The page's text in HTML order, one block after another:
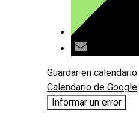
Guardar en calendario:
Calendario de Google
Informar un error